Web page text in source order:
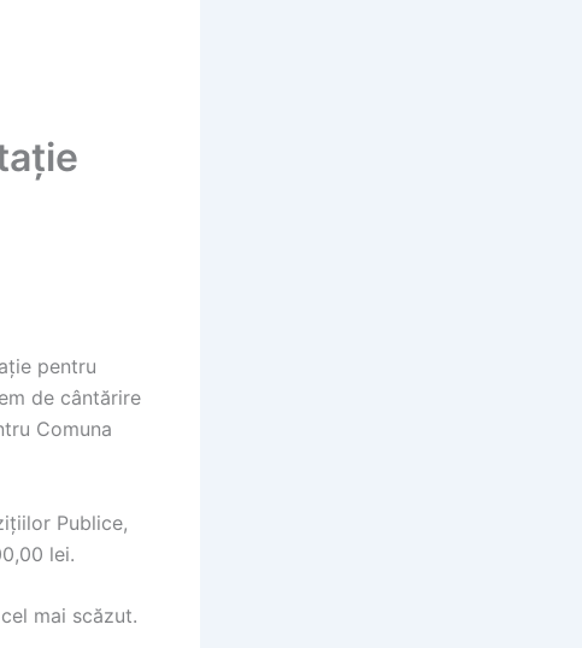
pentru
de cântărire
Comuna
Publice,
lei.
mai scăzut.